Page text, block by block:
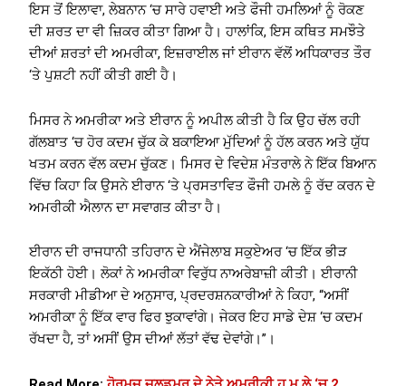
ਇਸ ਤੋਂ ਇਲਾਵਾ, ਲੇਬਨਾਨ ‘ਚ ਸਾਰੇ ਹਵਾਈ ਅਤੇ ਫੌਜੀ ਹਮਲਿਆਂ ਨੂੰ ਰੋਕਣ
ਦੀ ਸ਼ਰਤ ਦਾ ਵੀ ਜ਼ਿਕਰ ਕੀਤਾ ਗਿਆ ਹੈ। ਹਾਲਾਂਕਿ, ਇਸ ਕਥਿਤ ਸਮਝੌਤੇ
ਦੀਆਂ ਸ਼ਰਤਾਂ ਦੀ ਅਮਰੀਕਾ, ਇਜ਼ਰਾਈਲ ਜਾਂ ਈਰਾਨ ਵੱਲੋਂ ਅਧਿਕਾਰਤ ਤੌਰ
‘ਤੇ ਪੁਸ਼ਟੀ ਨਹੀਂ ਕੀਤੀ ਗਈ ਹੈ।
ਮਿਸਰ ਨੇ ਅਮਰੀਕਾ ਅਤੇ ਈਰਾਨ ਨੂੰ ਅਪੀਲ ਕੀਤੀ ਹੈ ਕਿ ਉਹ ਚੱਲ ਰਹੀ
ਗੱਲਬਾਤ ‘ਚ ਹੋਰ ਕਦਮ ਚੁੱਕ ਕੇ ਬਕਾਇਆ ਮੁੱਦਿਆਂ ਨੂੰ ਹੱਲ ਕਰਨ ਅਤੇ ਯੁੱਧ
ਖਤਮ ਕਰਨ ਵੱਲ ਕਦਮ ਚੁੱਕਣ। ਮਿਸਰ ਦੇ ਵਿਦੇਸ਼ ਮੰਤਰਾਲੇ ਨੇ ਇੱਕ ਬਿਆਨ
ਵਿੱਚ ਕਿਹਾ ਕਿ ਉਸਨੇ ਈਰਾਨ ‘ਤੇ ਪ੍ਰਸਤਾਵਿਤ ਫੌਜੀ ਹਮਲੇ ਨੂੰ ਰੱਦ ਕਰਨ ਦੇ
ਅਮਰੀਕੀ ਐਲਾਨ ਦਾ ਸਵਾਗਤ ਕੀਤਾ ਹੈ।
ਈਰਾਨ ਦੀ ਰਾਜਧਾਨੀ ਤਹਿਰਾਨ ਦੇ ਐਂਜੇਲਾਬ ਸਕੁਏਅਰ ‘ਚ ਇੱਕ ਭੀੜ
ਇਕੱਠੀ ਹੋਈ। ਲੋਕਾਂ ਨੇ ਅਮਰੀਕਾ ਵਿਰੁੱਧ ਨਾਅਰੇਬਾਜ਼ੀ ਕੀਤੀ। ਈਰਾਨੀ
ਸਰਕਾਰੀ ਮੀਡੀਆ ਦੇ ਅਨੁਸਾਰ, ਪ੍ਰਦਰਸ਼ਨਕਾਰੀਆਂ ਨੇ ਕਿਹਾ, “ਅਸੀਂ
ਅਮਰੀਕਾ ਨੂੰ ਇੱਕ ਵਾਰ ਫਿਰ ਝੁਕਾਵਾਂਗੇ। ਜੇਕਰ ਇਹ ਸਾਡੇ ਦੇਸ਼ ‘ਚ ਕਦਮ
ਰੱਖਦਾ ਹੈ, ਤਾਂ ਅਸੀਂ ਉਸ ਦੀਆਂ ਲੱਤਾਂ ਵੱਢ ਦੇਵਾਂਗੇ।”।